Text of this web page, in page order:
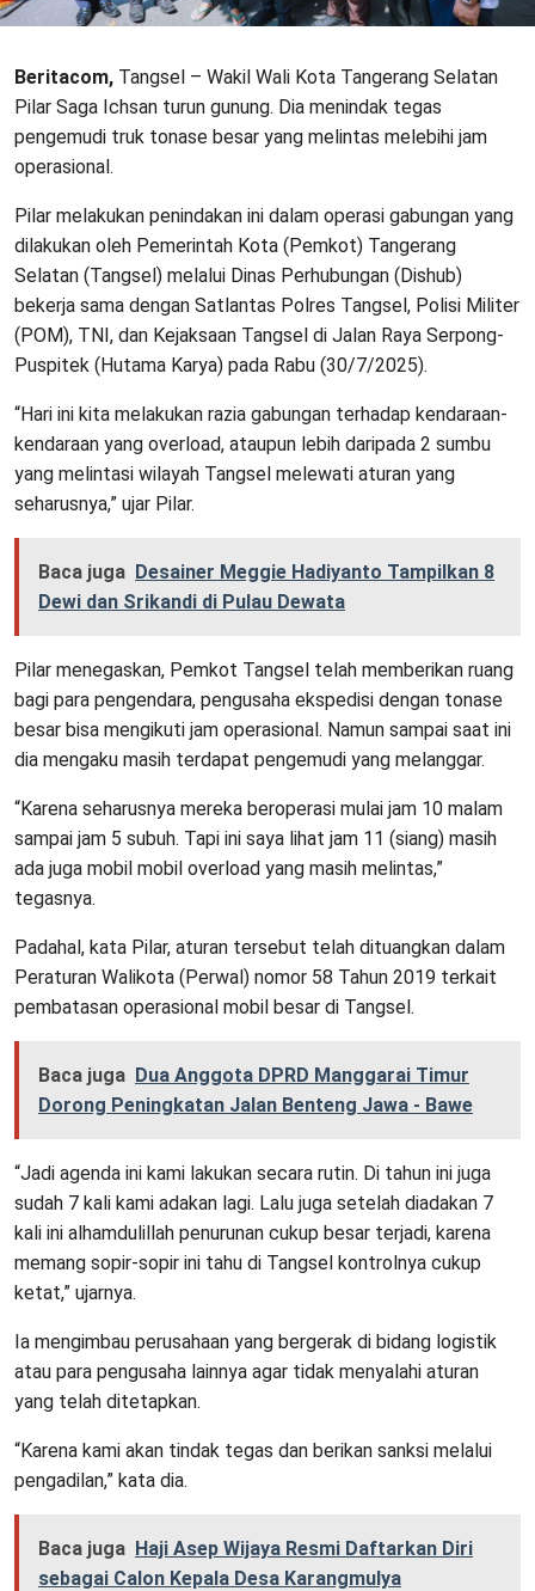
Beritacom, Tangsel – Wakil Wali Kota Tangerang Selatan
Pilar Saga Ichsan turun gunung. Dia menindak tegas
pengemudi truk tonase besar yang melintas melebihi jam
operasional.
Pilar melakukan penindakan ini dalam operasi gabungan yang
dilakukan oleh Pemerintah Kota (Pemkot) Tangerang
Selatan (Tangsel) melalui Dinas Perhubungan (Dishub)
bekerja sama dengan Satlantas Polres Tangsel, Polisi Militer
(POM), TNI, dan Kejaksaan Tangsel di Jalan Raya Serpong-
Puspitek (Hutama Karya) pada Rabu (30/7/2025).
“Hari ini kita melakukan razia gabungan terhadap kendaraan-
kendaraan yang overload, ataupun lebih daripada 2 sumbu
yang melintasi wilayah Tangsel melewati aturan yang
seharusnya,” ujar Pilar.
Baca juga Desainer Meggie Hadiyanto Tampilkan 8
Dewi dan Srikandi di Pulau Dewata
Pilar menegaskan, Pemkot Tangsel telah memberikan ruang
bagi para pengendara, pengusaha ekspedisi dengan tonase
besar bisa mengikuti jam operasional. Namun sampai saat ini
dia mengaku masih terdapat pengemudi yang melanggar.
“Karena seharusnya mereka beroperasi mulai jam 10 malam
sampai jam 5 subuh. Tapi ini saya lihat jam 11 (siang) masih
ada juga mobil mobil overload yang masih melintas,”
tegasnya.
Padahal, kata Pilar, aturan tersebut telah dituangkan dalam
Peraturan Walikota (Perwal) nomor 58 Tahun 2019 terkait
pembatasan operasional mobil besar di Tangsel.
Baca juga Dua Anggota DPRD Manggarai Timur
Dorong Peningkatan Jalan Benteng Jawa - Bawe
“Jadi agenda ini kami lakukan secara rutin. Di tahun ini juga
sudah 7 kali kami adakan lagi. Lalu juga setelah diadakan 7
kali ini alhamdulillah penurunan cukup besar terjadi, karena
memang sopir-sopir ini tahu di Tangsel kontrolnya cukup
ketat,” ujarnya.
Ia mengimbau perusahaan yang bergerak di bidang logistik
atau para pengusaha lainnya agar tidak menyalahi aturan
yang telah ditetapkan.
“Karena kami akan tindak tegas dan berikan sanksi melalui
pengadilan,” kata dia.
Baca juga Haji Asep Wijaya Resmi Daftarkan Diri
sebagai Calon Kepala Desa Karangmulya